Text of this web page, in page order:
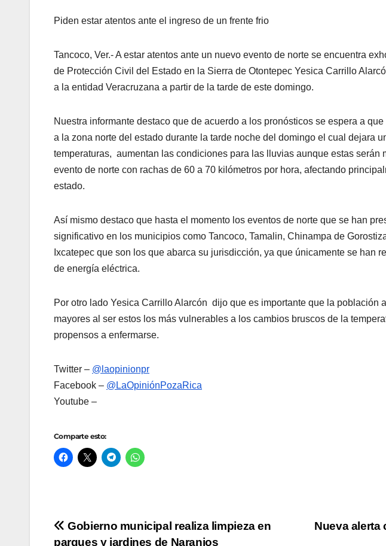
Piden estar atentos ante el ingreso de un frente frio
Tancoco, Ver.- A estar atentos ante un nuevo evento de norte se encuentra
de Protección Civil del Estado en la Sierra de Otontepec Yesica Carrillo
a la entidad Veracruzana a partir de la tarde de este domingo.
Nuestra informante destaco que de acuerdo a los pronósticos se espera a
a la zona norte del estado durante la tarde noche del domingo el cual dejara
temperaturas, aumentan las condiciones para las lluvias aunque estas serán
evento de norte con rachas de 60 a 70 kilómetros por hora, afectando
estado.
Así mismo destaco que hasta el momento los eventos de norte que se han
significativo en los municipios como Tancoco, Tamalin, Chinampa de
Ixcatepec que son los que abarca su jurisdicción, ya que únicamente se han
de energía eléctrica.
Por otro lado Yesica Carrillo Alarcón dijo que es importante que la población
mayores al ser estos los más vulnerables a los cambios bruscos de la
propensos a enfermarse.
Twitter – @laopinionpr
Facebook – @LaOpiniónPozaRica
Youtube –
Comparte esto:
Navegación
Nueva alerta
Gobierno municipal realiza limpieza en
parques y jardines de Naranjos